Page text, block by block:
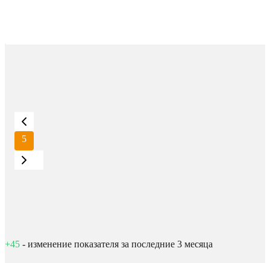
5
+45 - изменение показателя за последние 3 месяца